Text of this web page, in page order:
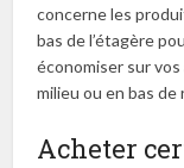
concerne les
bas de l’étagère
économiser sur
milieu ou en bas de
Acheter